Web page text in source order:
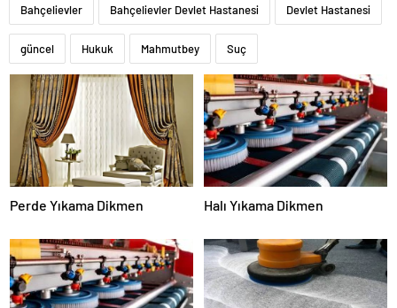
Bahçelievler Bahçelievler Devlet Hastanesi Devlet Hastanesi
güncel Hukuk Mahmutbey Suç
Perde Yıkama Dikmen Halı Yıkama Dikmen